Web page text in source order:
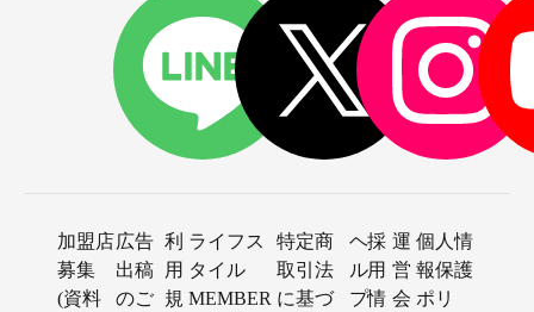
加盟店
募集
(資料
広告
出稿
のご
利
用
規
ライフス
タイル
MEMBER
特定商
取引法
に基づ
ヘ
ル
プ
採
用
情
運
営
会
個人情
報保護
ポリ